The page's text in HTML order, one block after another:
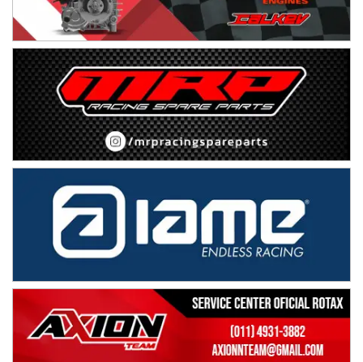
Humboldt (Santa Fe)
NORESTE SANTAFESINO - F6
Ciudad de Avellaneda (Asfalto)
Avellaneda (Santa Fe)
SUR SANTAFESINO - F4
José Samuel Sánchez (Tierra)
Rufino (Santa Fe)
TUCUMANO - F5
El Timbó (Tucumán)